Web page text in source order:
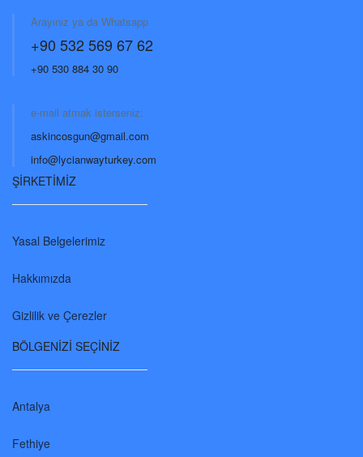
Arayınız ya da Whatsapp
+90 532 569 67 62
+90 530 884 30 90
e-mail atmak isterseniz:
askincosgun@gmail.com
info@lycianwayturkey.com
ŞİRKETİMİZ
Yasal Belgelerimiz
Hakkımızda
Gizlilik ve Çerezler
BÖLGENİZİ SEÇİNİZ
Antalya
Fethiye